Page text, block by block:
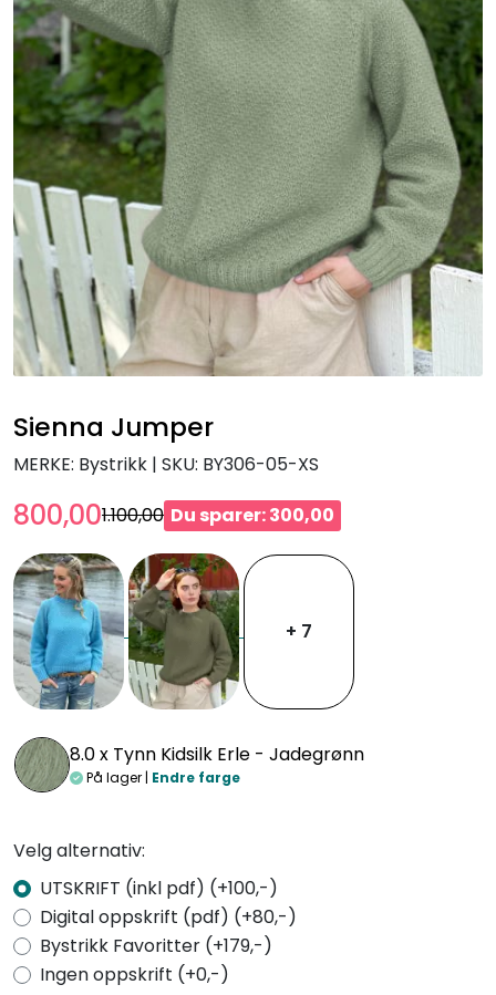
Sienna Jumper
MERKE: Bystrikk | SKU: BY306-05-XS
800,001.100,00 Du sparer: 300,00
+ 7
8.0 x Tynn Kidsilk Erle - Jadegrønn
På lager | Endre farge
Velg alternativ:
UTSKRIFT (inkl pdf) (+100,-)
Digital oppskrift (pdf) (+80,-)
Bystrikk Favoritter (+179,-)
Ingen oppskrift (+0,-)